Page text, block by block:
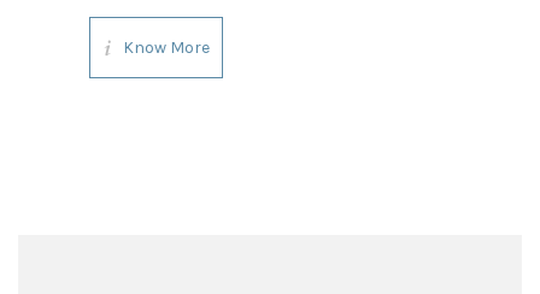
verde del Promontorio. Tipico
villaggio ligure di pescatori, con
Know More